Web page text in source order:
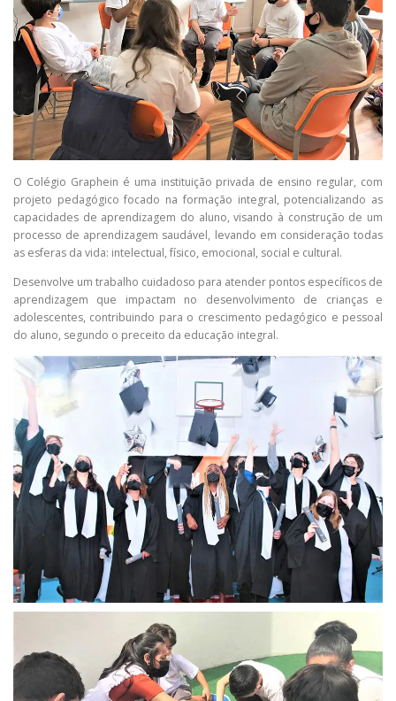
O Colégio Graphein é uma instituição privada de ensino regular, com
projeto pedagógico focado na formação integral, potencializando as
capacidades de aprendizagem do aluno, visando à construção de um
processo de aprendizagem saudável, levando em consideração todas
as esferas da vida: intelectual, físico, emocional, social e cultural.
Desenvolve um trabalho cuidadoso para atender pontos específicos de
aprendizagem que impactam no desenvolvimento de crianças e
adolescentes, contribuindo para o crescimento pedagógico e pessoal
do aluno, segundo o preceito da educação integral.